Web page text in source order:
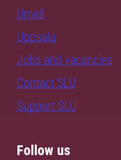
Umeå
Uppsala
Jobs and vacancies
Contact SLU
Support SLU
Follow us